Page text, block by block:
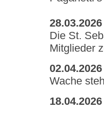
Die St.
Mitglieder
Wache